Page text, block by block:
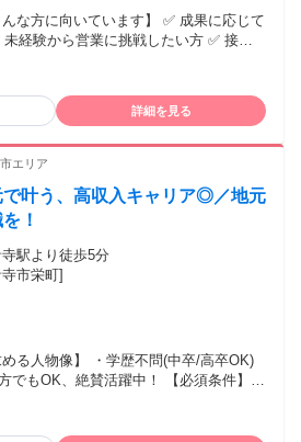
律で支払われるその他手当金額：なし
※成果・獲得件数に応じて報酬アップあ
果・稼働日数・獲得件数をもとに決定
な方に向いています】 ✅ 成果に応じて
経験から営業に挑戦したい方 ✅ 接
若いうちから営業力を身につけたい方
責任者を目指したい方 ✅ チームで成果
が
に対応できる方 ・長期的な稼働を前提
第二新卒歓迎 ・フリーター歓迎 ・個人
客、営業経験がある方 ・携帯販売、通
、個人営業経験がある方 ・家電量販店
・将来的にマネジメントに挑戦したい
向け研修あり ・
・希望や適性により正社員への切り替
詳細を見る
エリア
で叶う、高収入キャリア◎／地元
！
駅より徒歩5分
市栄町]
る人物像】 ・学歴不問(中卒/高卒OK)
、絶賛活躍中！ 【必須条件】
ンクOK ・仕事に熱心で、稼ぎたい思い